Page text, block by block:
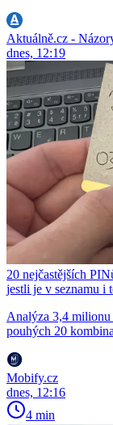
Aktuálně.cz -
dnes, 12:19
20 nejčastějších
jestli je v seznamu i
Analýza 3,4
pouhých 20
Mobify.cz
dnes, 12:16
4 min